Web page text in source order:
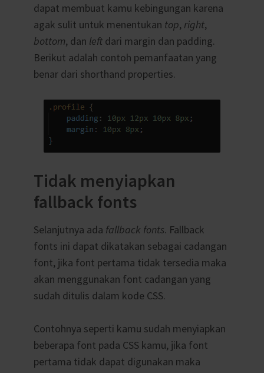
dapat membuat kamu kebingungan karena
agak sulit untuk menentukan top, right,
bottom, dan left dari margin dan padding.
Berikut adalah contoh pemanfaatan yang
benar dari shorthand properties.
Tidak menyiapkan
fallback fonts
Selanjutnya ada fallback fonts. Fallback
fonts ini dapat dikatakan sebagai cadangan
font, jika font pertama tidak tersedia maka
akan menggunakan font cadangan yang
sudah ditulis dalam kode CSS.
Contohnya seperti kamu sudah menyiapkan
beberapa font pada CSS kamu, jika font
pertama tidak dapat digunakan maka